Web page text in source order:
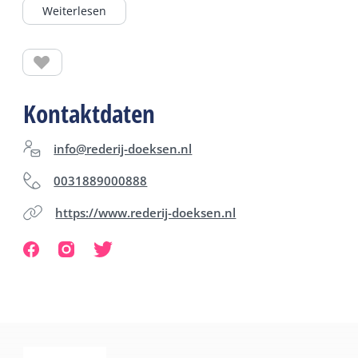
Getränk in den Lounges genießen.
Zu Besuch bei den Nachbarn? Mit Waddentaxi
können Sie einfach und schnell (30 Minuten) von
Terschelling nach Vlieland und zurück fahren.
Adresse Harlingen
Wattenpromenade 5,
Telefon: 088 900 0888
Weiterlesen
Kontaktdaten
info@rederij-doeksen.nl
0031889000888
https://www.rederij-doeksen.nl